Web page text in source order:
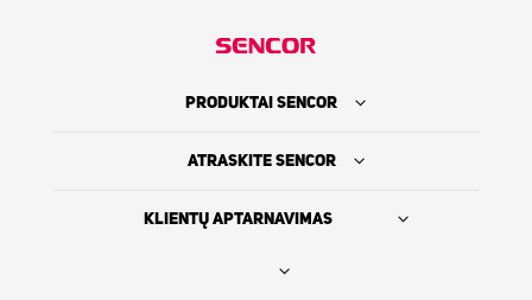
PRODUKTAI SENCOR
ATRASKITE SENCOR
KLIENTŲ APTARNAVIMAS